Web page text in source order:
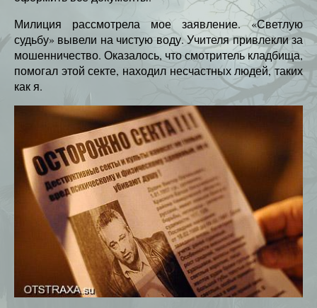
Милиция рассмотрела мое заявление. «Светлую
судьбу» вывели на чистую воду. Учителя привлекли за
мошенничество. Оказалось, что смотритель кладбища,
помогал этой секте, находил несчастных людей, таких
как я.